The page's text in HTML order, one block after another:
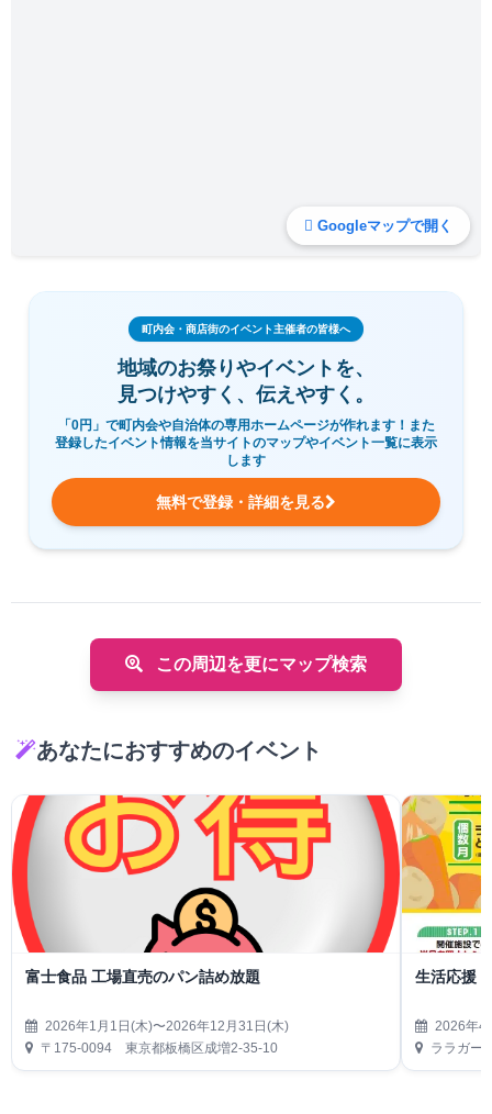
Googleマップで開く
町内会・商店街のイベント主催者の皆様へ
地域のお祭りやイベントを、
見つけやすく、伝えやすく。
「0円」で町内会や自治体の専用ホームページが作れます！また
登録したイベント情報を当サイトのマップやイベント一覧に表示
します
無料で登録・詳細を見る
この周辺を更にマップ検索
あなたにおすすめのイベント
富士食品 工場直売のパン詰め放題
2026年1月1日(木)〜2026年12月31日(木)
〒175-0094 東京都板橋区成増2-35-10
生活応援
2026年4
ララガー